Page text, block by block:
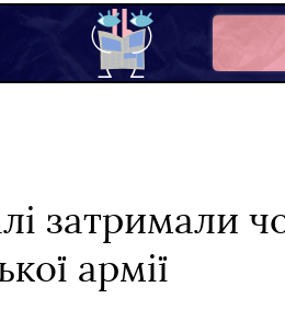
затримали
армії